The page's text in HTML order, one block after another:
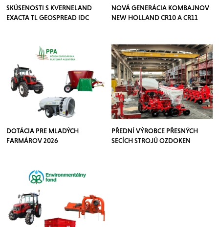
SKÚSENOSTI S KVERNELAND
EXACTA TL GEOSPREAD IDC
NOVÁ GENERÁCIA KOMBAJNOV
NEW HOLLAND CR10 A CR11
DOTÁCIA PRE MLADÝCH
FARMÁROV 2026
PŘEDNÍ VÝROBCE PŘESNÝCH
SECÍCH STROJŮ OZDOKEN